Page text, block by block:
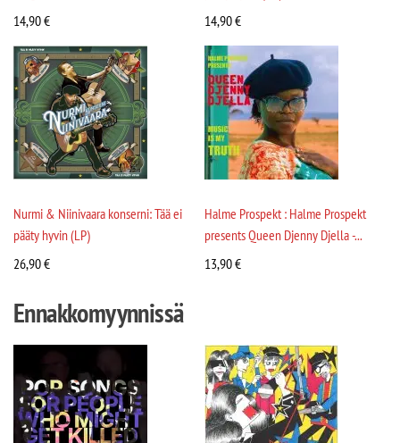
14,90€
14,90€
Nurmi & Niinivaara konserni: Tää ei
pääty hyvin (LP)
26,90€
Halme Prospekt : Halme Prospekt
presents Queen Djenny Djella -...
13,90€
Ennakkomyynnissä